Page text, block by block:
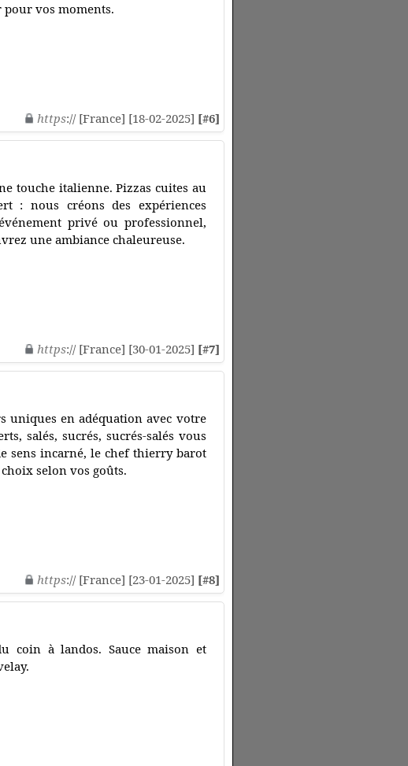
pour vos moments.
https:// [France] [18-02-2025] [#6]
touche italienne. Pizzas cuites au
: nous créons des expériences
privé ou professionnel,
une ambiance chaleureuse.
https:// [France] [30-01-2025] [#7]
uniques en adéquation avec votre
salés, sucrés, sucrés-salés vous
sens incarné, le chef thierry barot
selon vos goûts.
https:// [France] [23-01-2025] [#8]
coin à landos. Sauce maison et